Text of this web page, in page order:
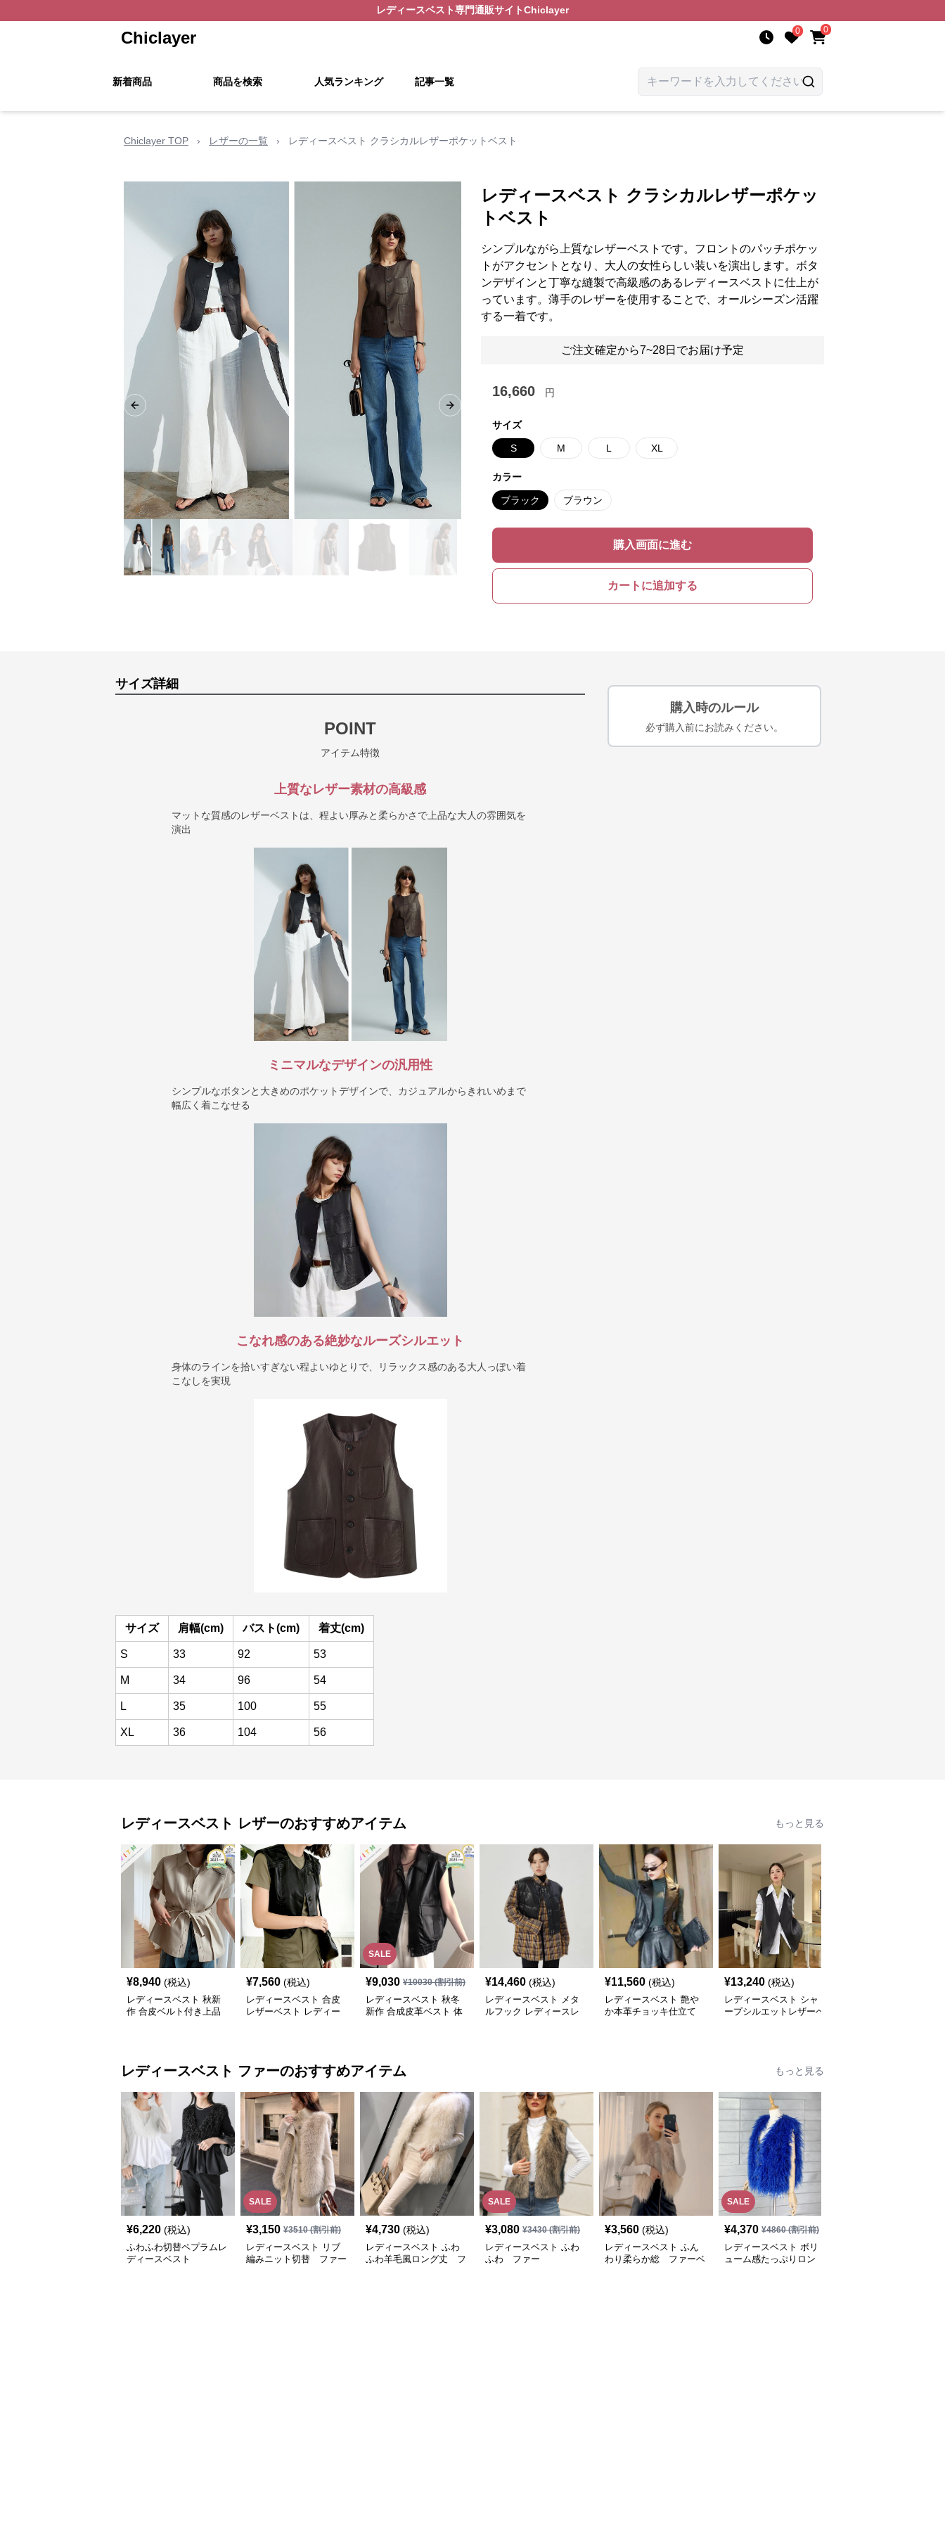
レディースベスト専門通販サイトChiclayer
Chiclayer 0 0
新着商品 商品を検索 人気ランキング 記事一覧
Chiclayer TOP › レザーの一覧 › レディースベスト クラシカルレザーポケットベスト
Previous slide Next slide
レディースベスト クラシカルレザーポケッ
トベスト
シンプルながら上質なレザーベストです。フロントのパッチポケッ
トがアクセントとなり、大人の女性らしい装いを演出します。ボタ
ンデザインと丁寧な縫製で高級感のあるレディースベストに仕上が
っています。薄手のレザーを使用することで、オールシーズン活躍
する一着です。
ご注文確定から7~28日でお届け予定
16,660 円
サイズ
S M L XL
カラー
ブラック ブラウン
購入画面に進む
カートに追加する
サイズ詳細
POINT
アイテム特徴
上質なレザー素材の高級感
マットな質感のレザーベストは、程よい厚みと柔らかさで上品な大人の雰囲気を
演出
ミニマルなデザインの汎用性
シンプルなボタンと大きめのポケットデザインで、カジュアルからきれいめまで
幅広く着こなせる
こなれ感のある絶妙なルーズシルエット
身体のラインを拾いすぎない程よいゆとりで、リラックス感のある大人っぽい着
こなしを実現
サイズ 肩幅(cm) バスト(cm) 着丈(cm)
S 33 92 53
M 34 96 54
L 35 100 55
XL 36 104 56
購入時のルール
必ず購入前にお読みください。
レディースベスト レザーのおすすめアイテム もっと見る
¥8,940 (税込)
レディースベスト 秋新
作 合皮ベルト付き上品
¥7,560 (税込)
レディースベスト 合皮
レザーベスト レディー
SALE
¥9,030 ¥10030(割引前)
レディースベスト 秋冬
新作 合成皮革ベスト 体
¥14,460 (税込)
レディースベスト メタ
ルフック レディースレ
¥11,560 (税込)
レディースベスト 艶や
か本革チョッキ仕立て
¥13,240 (税込)
レディースベスト シャ
ープシルエットレザーベ
レディースベスト ファーのおすすめアイテム もっと見る
¥6,220 (税込)
ふわふわ切替ペプラムレ
ディースベスト
SALE
¥3,150 ¥3510(割引前)
レディースベスト リブ
編みニット切替 ファー
¥4,730 (税込)
レディースベスト ふわ
ふわ羊毛風ロング丈 フ
SALE
¥3,080 ¥3430(割引前)
レディースベスト ふわ
ふわ ファー
¥3,560 (税込)
レディースベスト ふん
わり柔らか総 ファーベ
SALE
¥4,370 ¥4860(割引前)
レディースベスト ボリ
ューム感たっぷりロン